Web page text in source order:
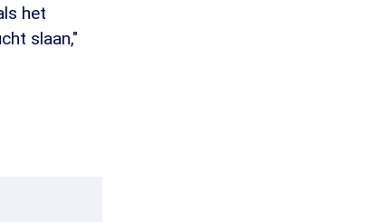
het
slaan,"